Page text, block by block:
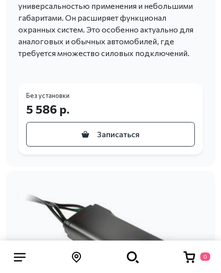
универсальностью применения и небольшими
габаритами. Он расширяет функционал
охранных систем. Это особенно актуально для
аналоговых и обычных автомобилей, где
требуется множество силовых подключений.
Без установки
5 586 р.
Записаться
0